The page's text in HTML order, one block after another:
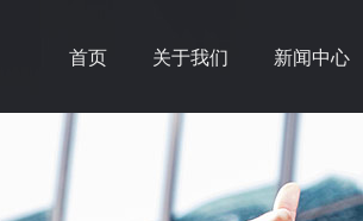
首页 关于我们 新闻中心